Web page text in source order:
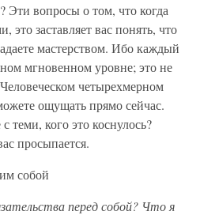
Эти вопросы о том, что когда
это заставляет вас понять, что
мастерством. Ибо каждый
мгновенном уровне; это не
четырехмерном
ощущать прямо сейчас.
теми, кого это коснулось?
просыпается.
собой
перед собой? Что я